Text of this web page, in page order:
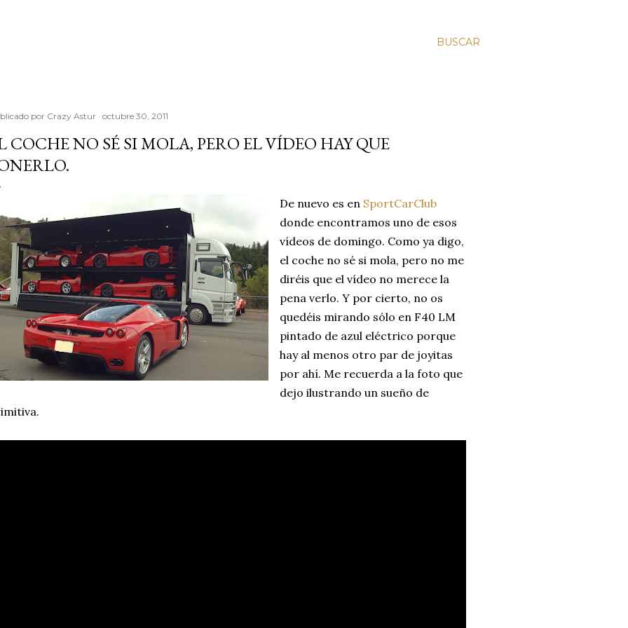
BUSCAR
por Crazy Astur octubre 30, 2011
COCHE NO SÉ SI MOLA, PERO EL VÍDEO HAY QUE
De nuevo es en SportCarClub
donde encontramos uno de esos
vídeos de domingo. Como ya digo,
el coche no sé si mola, pero no me
diréis que el vídeo no merece la
pena verlo. Y por cierto, no os
quedéis mirando sólo en F40 LM
pintado de azul eléctrico porque
hay al menos otro par de joyitas
por ahí. Me recuerda a la foto que
dejo ilustrando un sueño de